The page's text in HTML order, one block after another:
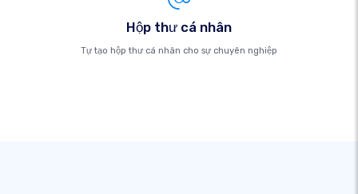
Hộp thư cá nhân
Tự tạo hộp thư cá nhân cho sự chuyên nghiệp